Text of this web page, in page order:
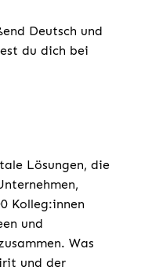
Deutsch und
du dich bei
Lösungen, die
Kolleg:innen
und
Was
und der